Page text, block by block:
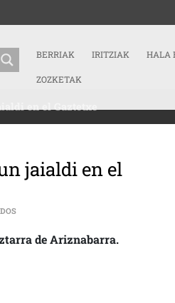
BERRIAK IRITZIAK HALA
ZOZKETAK
en el Gaztetxe
jaialdi en el
EN LAS FIESTAS DE ARIZNABARRA
de Ariznabarra.